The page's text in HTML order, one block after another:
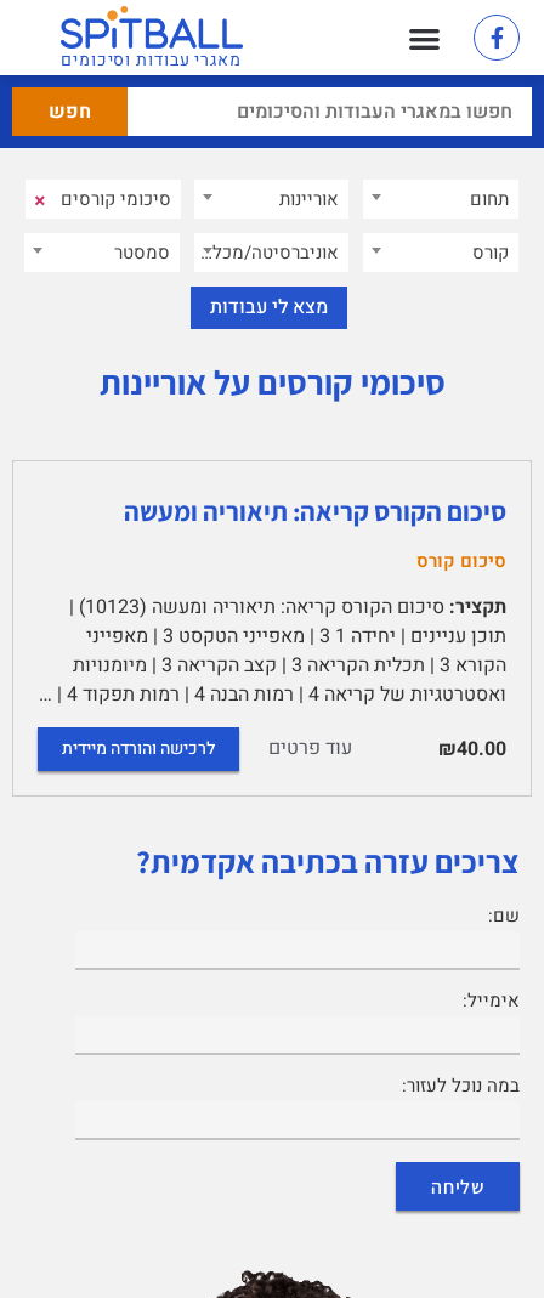
מאגרי עבודות וסיכומים
תחום אוריינות ×
קורס אוניברסיטה/מכללה סמסטר
סיכומי קורסים על אוריינות
סיכום הקורס קריאה: תיאוריה ומעשה
סיכום קורס
תקציר:
סיכום הקורס קריאה: תיאוריה ומעשה (10123) |
תוכן עניינים | יחידה 1 3 | מאפייני הטקסט 3 | מאפייני
הקורא 3 | תכלית הקריאה 3 | קצב הקריאה 3 | מיומנויות
ואסטרטגיות של קריאה 4 | רמות הבנה 4 | רמות תפקוד 4 | …
₪40.00
עוד פרטים לרכישה והורדה מיידית
צריכים עזרה בכתיבה אקדמית?
שם:
אימייל:
במה נוכל לעזור: